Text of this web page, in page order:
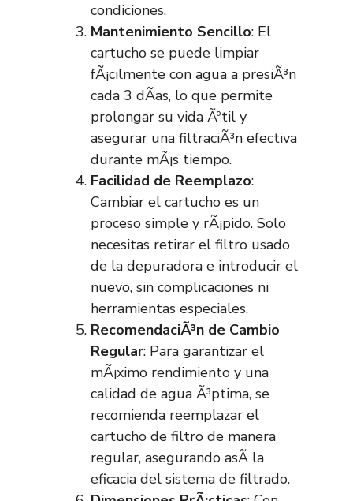
condiciones.
Mantenimiento Sencillo: El
cartucho se puede limpiar
fÃ¡cilmente con agua a presiÃ³n
cada 3 dÃ­as, lo que permite
prolongar su vida Ãºtil y
asegurar una filtraciÃ³n efectiva
durante mÃ¡s tiempo.
Facilidad de Reemplazo:
Cambiar el cartucho es un
proceso simple y rÃ¡pido. Solo
necesitas retirar el filtro usado
de la depuradora e introducir el
nuevo, sin complicaciones ni
herramientas especiales.
RecomendaciÃ³n de Cambio
Regular: Para garantizar el
mÃ¡ximo rendimiento y una
calidad de agua Ã³ptima, se
recomienda reemplazar el
cartucho de filtro de manera
regular, asegurando asÃ­ la
eficacia del sistema de filtrado.